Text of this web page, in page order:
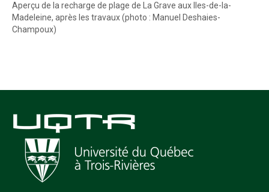
Aperçu de la recharge de plage de La Grave aux Iles-de-la-
Madeleine, après les travaux (photo : Manuel Deshaies-
Champoux)